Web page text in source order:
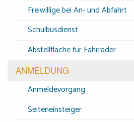
Freiwillige bei An- und Abfahrt
Schulbusdienst
Abstellfläche für Fahrräder
ANMELDUNG
Anmeldevorgang
Seiteneinsteiger